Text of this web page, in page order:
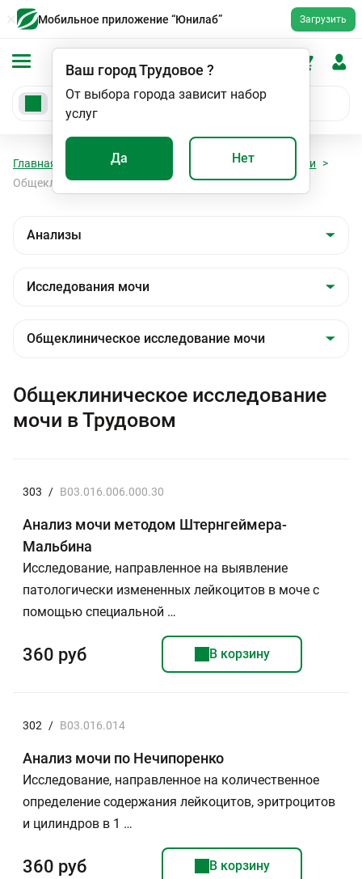
Мобильное приложение “Юнилаб” Загрузить
Ваш городТрудовое ?
От выбора города зависит набор
услуг
Да Нет
Главная Анализы
Исследования мочи
Общеклиническое исследование мочи
Общеклиническое исследование
мочи в Трудовом
303 / B03.016.006.000.30
Анализ мочи методом Штернгеймера-
Мальбина
Исследование, направленное на выявление
патологически измененных лейкоцитов в моче с
помощью специальной …
360 руб В корзину
302 / B03.016.014
Анализ мочи по Нечипоренко
Исследование, направленное на количественное
определение содержания лейкоцитов, эритроцитов
и цилиндров в 1 …
360 руб В корзину